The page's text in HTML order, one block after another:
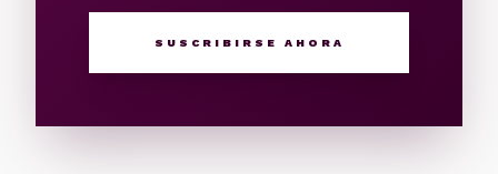
SUSCRIBIRSE AHORA